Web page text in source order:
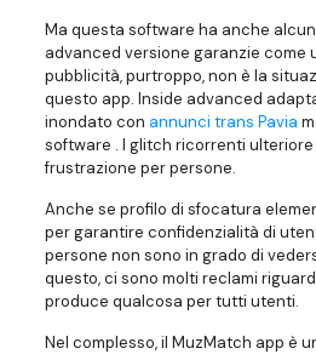
Ma questa software ha anche
advanced versione garanzie come
pubblicità, purtroppo, non è la
questo app. Inside advanced
inondato con annunci trans Pavia
software . I glitch ricorrenti
frustrazione per persone.
Anche se profilo di sfocatura
per garantire confidenzialità di
persone non sono in grado di
questo, ci sono molti reclami
produce qualcosa per tutti utenti.
Nel complesso, il MuzMatch app è